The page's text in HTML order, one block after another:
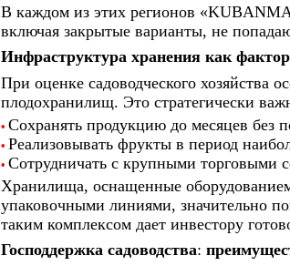
В каждом из этих регионов
включая закрытые варианты, не
Инфраструктура хранения как
При оценке садоводческого хозяйства
плодохранилищ. Это стратегически
• Сохранять продукцию до месяцев без
• Реализовывать фрукты в период
• Сотрудничать с крупными торговыми
Хранилища, оснащенные
упаковочными линиями, значительно
таким комплексом дает инвестору
Господдержка садоводства: